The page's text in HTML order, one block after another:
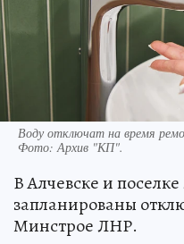
Воду отключат на время
Фото:Архив "КП".
В Алчевске и
запланированы
Минстрое ЛНР.